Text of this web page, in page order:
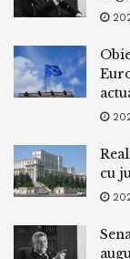
cu